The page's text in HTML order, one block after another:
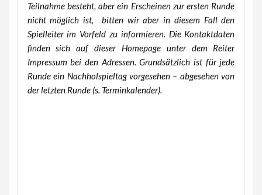
Teilnahme besteht, aber ein Erscheinen zur ersten Runde
nicht möglich ist, bitten wir aber in diesem Fall den
Spielleiter im Vorfeld zu informieren. Die Kontaktdaten
finden sich auf dieser Homepage unter dem Reiter
Impressum bei den Adressen. Grundsätzlich ist für jede
Runde ein Nachholspieltag vorgesehen – abgesehen von
der letzten Runde (s. Terminkalender).